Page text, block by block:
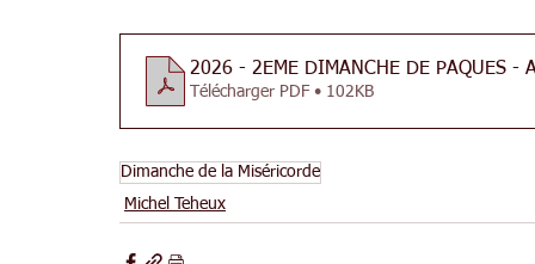
2026 - 2EME DIMANCHE DE PAQUES -
Télécharger PDF • 102KB
Dimanche de la Miséricorde
Michel Teheux